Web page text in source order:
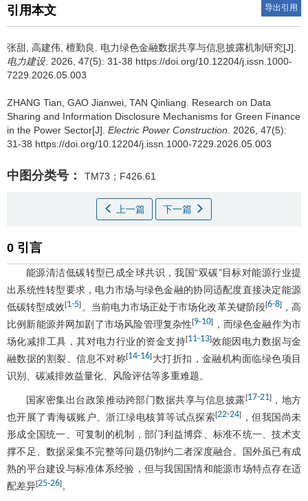
引用本文 导出引用
张甜 高建伟 檀勤良
电力绿色金融数据共享与信息披露机制研究[J].
电力建设. 2026, 47(5): 31-38 https://doi.org/10.12204/j.issn.1000-
7229.2026.05.003
ZHANG Tian GAO Jianwei TAN Qinliang
Research on Data
Sharing and Information Disclosure Mechanisms for Green Finance
in the Power Sector[J]. Electric Power Construction . 2026, 47(5):
31-38 https://doi.org/10.12204/j.issn.1000-7229.2026.05.003
中图分类号： TM73；F426.61
上一篇 下一篇
0 引言
能源清洁低碳转型已成全球共识，我国“双碳”目标对能源行业提
出系统性转型要求，电力市场与绿色金融的协同适配度直接决定能源
低碳转型成效[1-5] 。当前电力市场正处于市场化改革关键阶段[6-8]，高
比例新能源并网加剧了市场风险管理复杂性[9-10] ，而绿色金融作为市
场化减排工具，其对电力行业的资金支持[11-13]效能因电力数据与金
融数据的割裂、信息不对称[14-16]大打折扣，金融机构面临绿色项目
识别、碳减排效益量化、风险评估等多重难题。
国家密集出台政策推动跨部门数据共享与信息披露[17-21]，地方
也开展了青海碳账户、浙江绿电核算等试点探索[22-24] ，但我国尚未
形成全国统一、可复制的机制，部门利益博弈、标准不统一、技术支
撑不足、数据采集不完整等问题仍制约二者深度融合。国外虽已有成
熟的平台建设与标准体系经验，但与我国国情和能源市场特点存在适
配差异[25-26]。